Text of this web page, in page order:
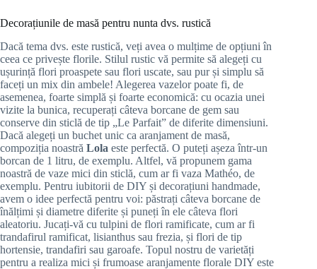
Decorațiunile de masă pentru nunta dvs. rustică
Dacă tema dvs. este rustică, veți avea o mulțime de opțiuni în
ceea ce privește florile. Stilul rustic vă permite să alegeți cu
ușurință flori proaspete sau flori uscate, sau pur și simplu să
faceți un mix din ambele! Alegerea vazelor poate fi, de
asemenea, foarte simplă și foarte economică: cu ocazia unei
vizite la bunica, recuperați câteva borcane de gem sau
conserve din sticlă de tip „Le Parfait” de diferite dimensiuni.
Dacă alegeți un buchet unic ca aranjament de masă,
compoziția noastră Lola este perfectă. O puteți așeza într-un
borcan de 1 litru, de exemplu. Altfel, vă propunem gama
noastră de vaze mici din sticlă, cum ar fi vaza Mathéo, de
exemplu. Pentru iubitorii de DIY și decorațiuni handmade,
avem o idee perfectă pentru voi: păstrați câteva borcane de
înălțimi și diametre diferite și puneți în ele câteva flori
aleatoriu. Jucați-vă cu tulpini de flori ramificate, cum ar fi
trandafirul ramificat, lisianthus sau frezia, și flori de tip
hortensie, trandafiri sau garoafe. Topul nostru de varietăți
pentru a realiza mici și frumoase aranjamente florale DIY este